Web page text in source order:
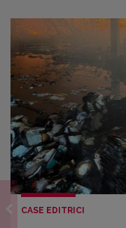
CASE EDITRICI